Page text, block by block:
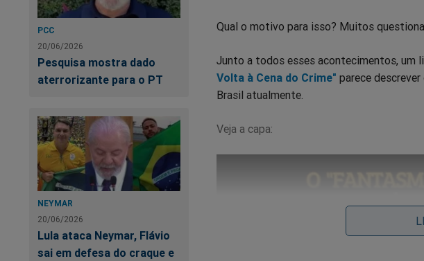
PCC
20/06/2026
Pesquisa mostra dado
aterrorizante para o PT
NEYMAR
20/06/2026
Lula ataca Neymar, Flávio
sai em defesa do craque e
Qual o motivo para isso? Muitos
Junto a todos esses acontecimentos, um
Volta à Cena do Crime" parece
Brasil atualmente.
Veja a capa: